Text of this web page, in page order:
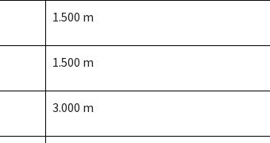
1.500 m
1.500 m
3.000 m